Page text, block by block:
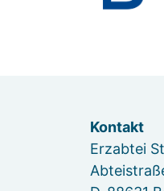
Kontakt
Erzabtei